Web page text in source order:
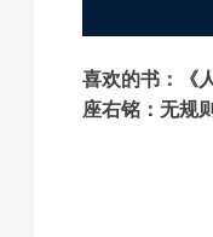
喜欢的书：《
座右铭：无规